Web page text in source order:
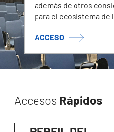
además de otros
para el ecosistema de
ACCESO
Accesos Rápidos